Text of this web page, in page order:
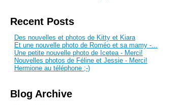
Recent Posts
Des nouvelles et photos de Kitty et Kiara
Et une nouvelle photo de Roméo et sa mamy -...
Une petite nouvelle photo de Icetea - Merci!
Nouvelles photos de Féline et Jessie - Merci!
Hermione au téléphone ;-)
Blog Archive